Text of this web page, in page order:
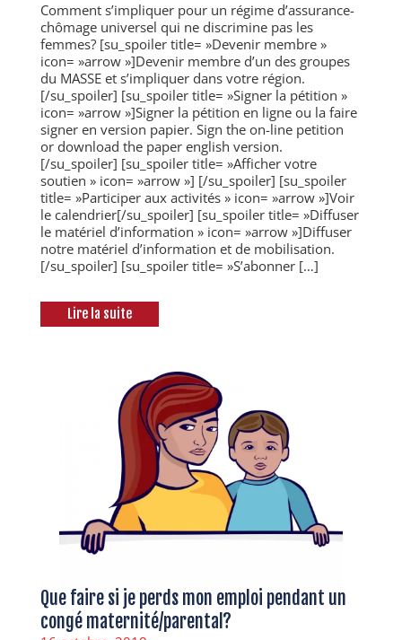
Comment s’impliquer pour un régime d’assurance-
chômage universel qui ne discrimine pas les
femmes? [su_spoiler title= »Devenir membre »
icon= »arrow »]Devenir membre d’un des groupes
du MASSE et s’impliquer dans votre région.
[/su_spoiler] [su_spoiler title= »Signer la pétition »
icon= »arrow »]Signer la pétition en ligne ou la faire
signer en version papier. Sign the on-line petition
or download the paper english version.
[/su_spoiler] [su_spoiler title= »Afficher votre
soutien » icon= »arrow »] [/su_spoiler] [su_spoiler
title= »Participer aux activités » icon= »arrow »]Voir
le calendrier[/su_spoiler] [su_spoiler title= »Diffuser
le matériel d’information » icon= »arrow »]Diffuser
notre matériel d’information et de mobilisation.
[/su_spoiler] [su_spoiler title= »S’abonner […]
Lire la suite
Que faire si je perds mon emploi pendant un
congé maternité/parental?